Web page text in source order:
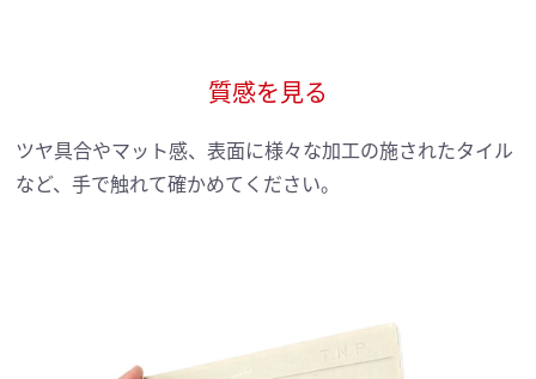
質感を見る
ツヤ具合やマット感、表面に様々な加工の施されたタイル
など、手で触れて確かめてください。